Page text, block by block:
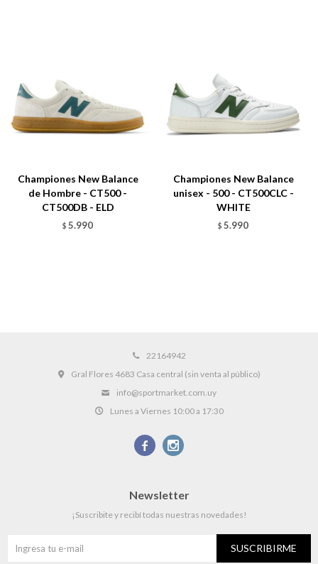
Championes New Balance
de Hombre - CT500 -
CT500DB - ELD
$ 5.990
Championes New Balance
unisex - 500 - CT500CLC -
WHITE
$ 5.990
22164942
Gral Flores 4683 Casa central (sin venta al público)
info@sportmarket.com.uy
Lunes a Viernes 10:00 a 17:30
 
Newsletter
¡Suscribite y recibí todas nuestras novedades!
SUSCRIBIRME